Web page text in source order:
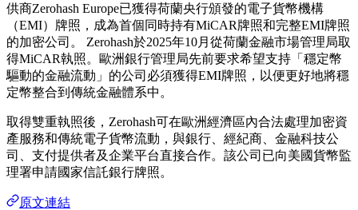
供商Zerohash Europe已獲得荷蘭央行頒發的電子貨幣機構
（EMI）牌照，成為首個同時持有MiCAR牌照和完整EMI牌照
的加密公司。 Zerohash於2025年10月從荷蘭金融市場管理局取
得MiCAR執照。歐洲銀行管理局先前要求希望支持「穩定幣
驅動的金融流動」的公司必須獲得EMI牌照，以便更好地將穩
定幣整合到傳統金融體系中。
取得雙重執照後，Zerohash可在歐洲經濟區內合法處理加密資
產服務和傳統電子貨幣流動，與銀行、經紀商、金融科技公
司、支付提供者及企業平台直接合作。該公司已向美國貨幣監
理署申請國家信託銀行牌照。
原文連結